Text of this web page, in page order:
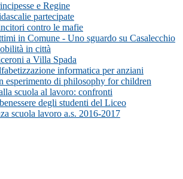
e Regine
partecipate
contro le mafie
in Comune - Uno sguardo su Casalecchio
in città
a Villa Spada
informatica per anziani
esperimento di philosophy for children
scuola al lavoro: confronti
degli studenti del Liceo
scuola lavoro a.s. 2016-2017